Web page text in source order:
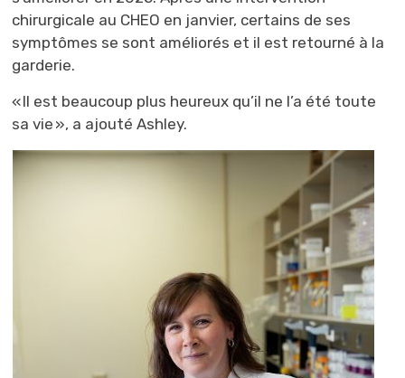
chirurgicale au CHEO en janvier, certains de ses
symptômes se sont améliorés et il est retourné à la
garderie.
« Il est beaucoup plus heureux qu’il ne l’a été toute
sa vie », a ajouté Ashley.